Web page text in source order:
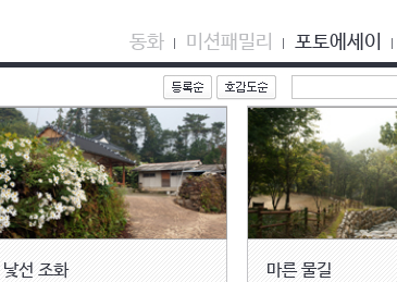
동화 미션패밀리 포토에세이
낯선 조화 마른 물길